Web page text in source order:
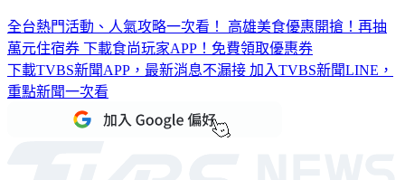
全台熱門活動、人氣攻略一次看！ 高雄美食優惠開搶！再抽
萬元住宿券 下載食尚玩家APP！免費領取優惠券
下載TVBS新聞APP，最新消息不漏接 加入TVBS新聞LINE，
重點新聞一次看